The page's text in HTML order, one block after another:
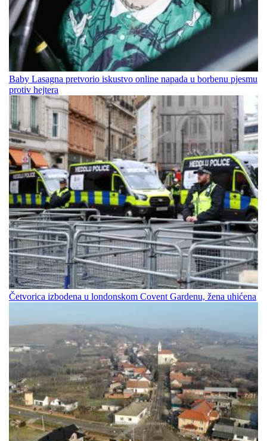
Baby Lasagna pretvorio iskustvo online napada u borbenu pjesmu
protiv hejtera
Četvorica izbodena u londonskom Covent Gardenu, žena uhićena